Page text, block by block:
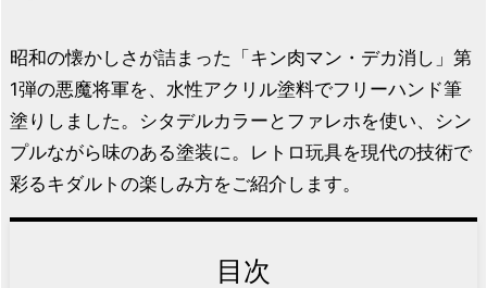
昭和の懐かしさが詰まった「キン肉マン・デカ消し」第
1弾の悪魔将軍を、水性アクリル塗料でフリーハンド筆
塗りしました。シタデルカラーとファレホを使い、シン
プルながら味のある塗装に。レトロ玩具を現代の技術で
彩るキダルトの楽しみ方をご紹介します。
目次